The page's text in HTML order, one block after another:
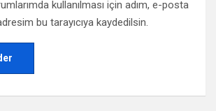
kullanılması için adım, e-posta
bu tarayıcıya kaydedilsin.